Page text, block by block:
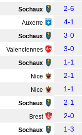
Sochaux 2-6
Auxerre 4-1
Sochaux 3-0
Valenciennes 3-0
Sochaux 1-1
Nice 2-1
Nice 1-1
Sochaux 2-1
Brest 2-0
Sochaux 1-3